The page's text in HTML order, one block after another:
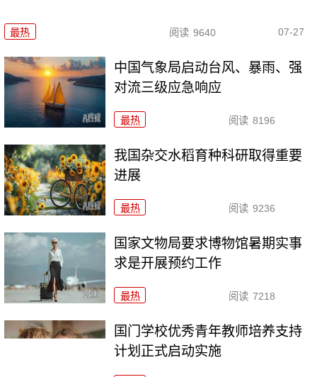
最热 阅读 9640 07-27
中国气象局启动台风、暴雨、强
对流三级应急响应
最热 阅读 8196
我国杂交水稻育种科研取得重要
进展
最热 阅读 9236
国家文物局要求博物馆暑期实事
求是开展预约工作
最热 阅读 7218
国门学校优秀青年教师培养支持
计划正式启动实施